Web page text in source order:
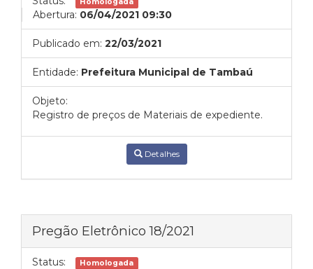
Abertura: 06/04/2021 09:30
Publicado em: 22/03/2021
Entidade: Prefeitura Municipal de Tambaú
Objeto:
Registro de preços de Materiais de expediente.
Detalhes
Pregão Eletrônico 18/2021
Status: Homologada